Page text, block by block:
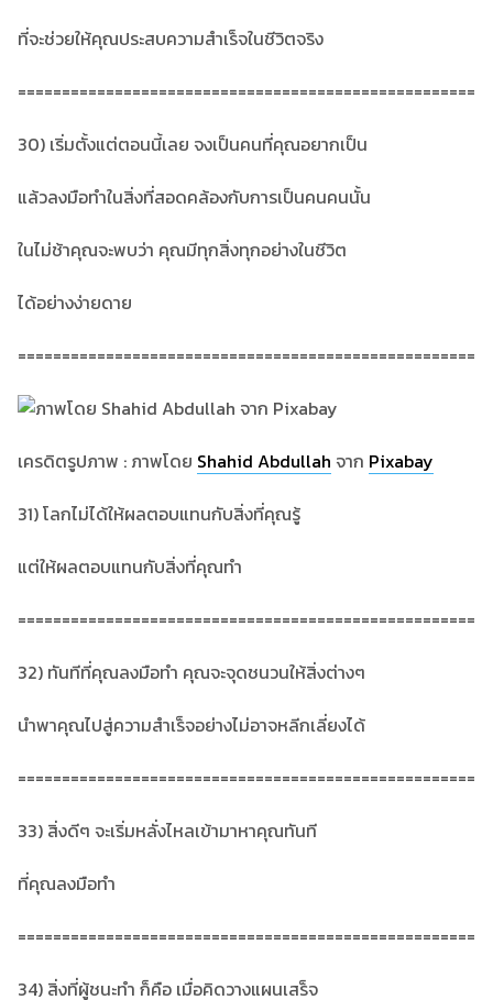
ที่จะช่วยให้คุณประสบความสำเร็จในชีวิตจริง
====================================================
30) เริ่มตั้งแต่ตอนนี้เลย จงเป็นคนที่คุณอยากเป็น
แล้วลงมือทำในสิ่งที่สอดคล้องกับการเป็นคนคนนั้น
ในไม่ช้าคุณจะพบว่า คุณมีทุกสิ่งทุกอย่างในชีวิต
ได้อย่างง่ายดาย
====================================================
เครดิตรูปภาพ : ภาพโดย Shahid Abdullah จาก Pixabay
31) โลกไม่ได้ให้ผลตอบแทนกับสิ่งที่คุณรู้
แต่ให้ผลตอบแทนกับสิ่งที่คุณทำ
====================================================
32) ทันทีที่คุณลงมือทำ คุณจะจุดชนวนให้สิ่งต่างๆ
นำพาคุณไปสู่ความสำเร็จอย่างไม่อาจหลีกเลี่ยงได้
====================================================
33) สิ่งดีๆ จะเริ่มหลั่งไหลเข้ามาหาคุณทันที
ที่คุณลงมือทำ
====================================================
34) สิ่งที่ผู้ชนะทำ ก็คือ เมื่อคิดวางแผนเสร็จ